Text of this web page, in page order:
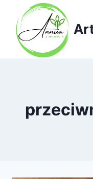
Przejdź
treści